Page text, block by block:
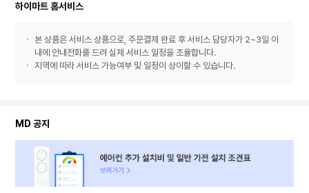
하이마트 홈서비스
본 상품은 서비스 상품으로, 주문결제 완료 후 서비스 담당자가 2~3일 이
내에 안내전화를 드려 실제 서비스 일정을 조율합니다.
지역에 따라 서비스 가능여부 및 일정이 상이할 수 있습니다.
MD 공지